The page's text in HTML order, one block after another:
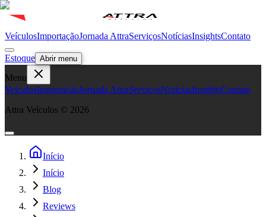
VeículosImportaçãoJornada AttraServiçosNotíciasInsightsContato
Estoque Abrir menu
Menu
VeículosImportaçãoJornada AttraServiçosNotíciasInsightsContato
Attra Veículos © 2026
Início
Início
Blog
Reviews